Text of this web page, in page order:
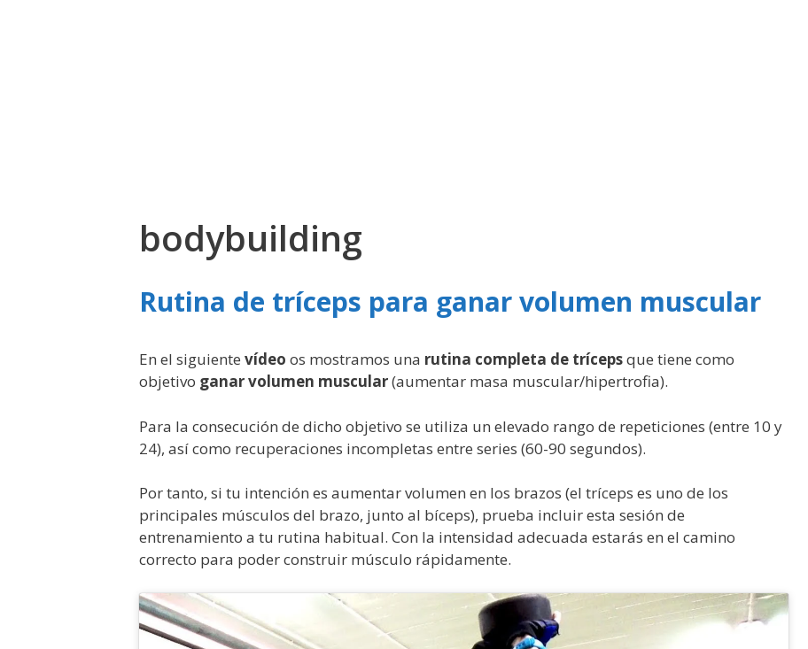
bodybuilding
Rutina de tríceps para ganar volumen muscular
En el siguiente vídeo os mostramos una rutina completa de trícepsque tiene como
objetivo ganar volumen muscular(aumentar masa muscular/hipertrofia).
Para la consecución de dicho objetivo se utiliza un elevado rango de repeticiones (entre 10 y
24), así como recuperaciones incompletas entre series (60-90 segundos).
Por tanto, si tu intención es aumentar volumen en los brazos (el tríceps es uno de los
principales músculos del brazo, junto al bíceps), prueba incluir esta sesión de
entrenamiento a tu rutina habitual. Con la intensidad adecuada estarás en el camino
correcto para poder construir músculo rápidamente.